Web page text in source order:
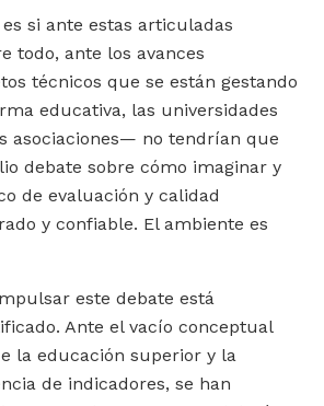
si ante estas articuladas
todo, ante los avances
técnicos que se están gestando
educativa, las universidades
asociaciones— no tendrían que
debate sobre cómo imaginar y
de evaluación y calidad
y confiable. El ambiente es
este debate está
Ante el vacío conceptual
la educación superior y la
de indicadores, se han